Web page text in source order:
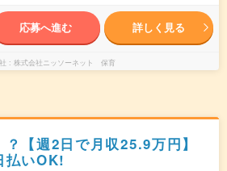
応募へ進む 詳しく見る
株式会社ニッソーネット 保育
【週2日で月収25.9万円】
払いOK!